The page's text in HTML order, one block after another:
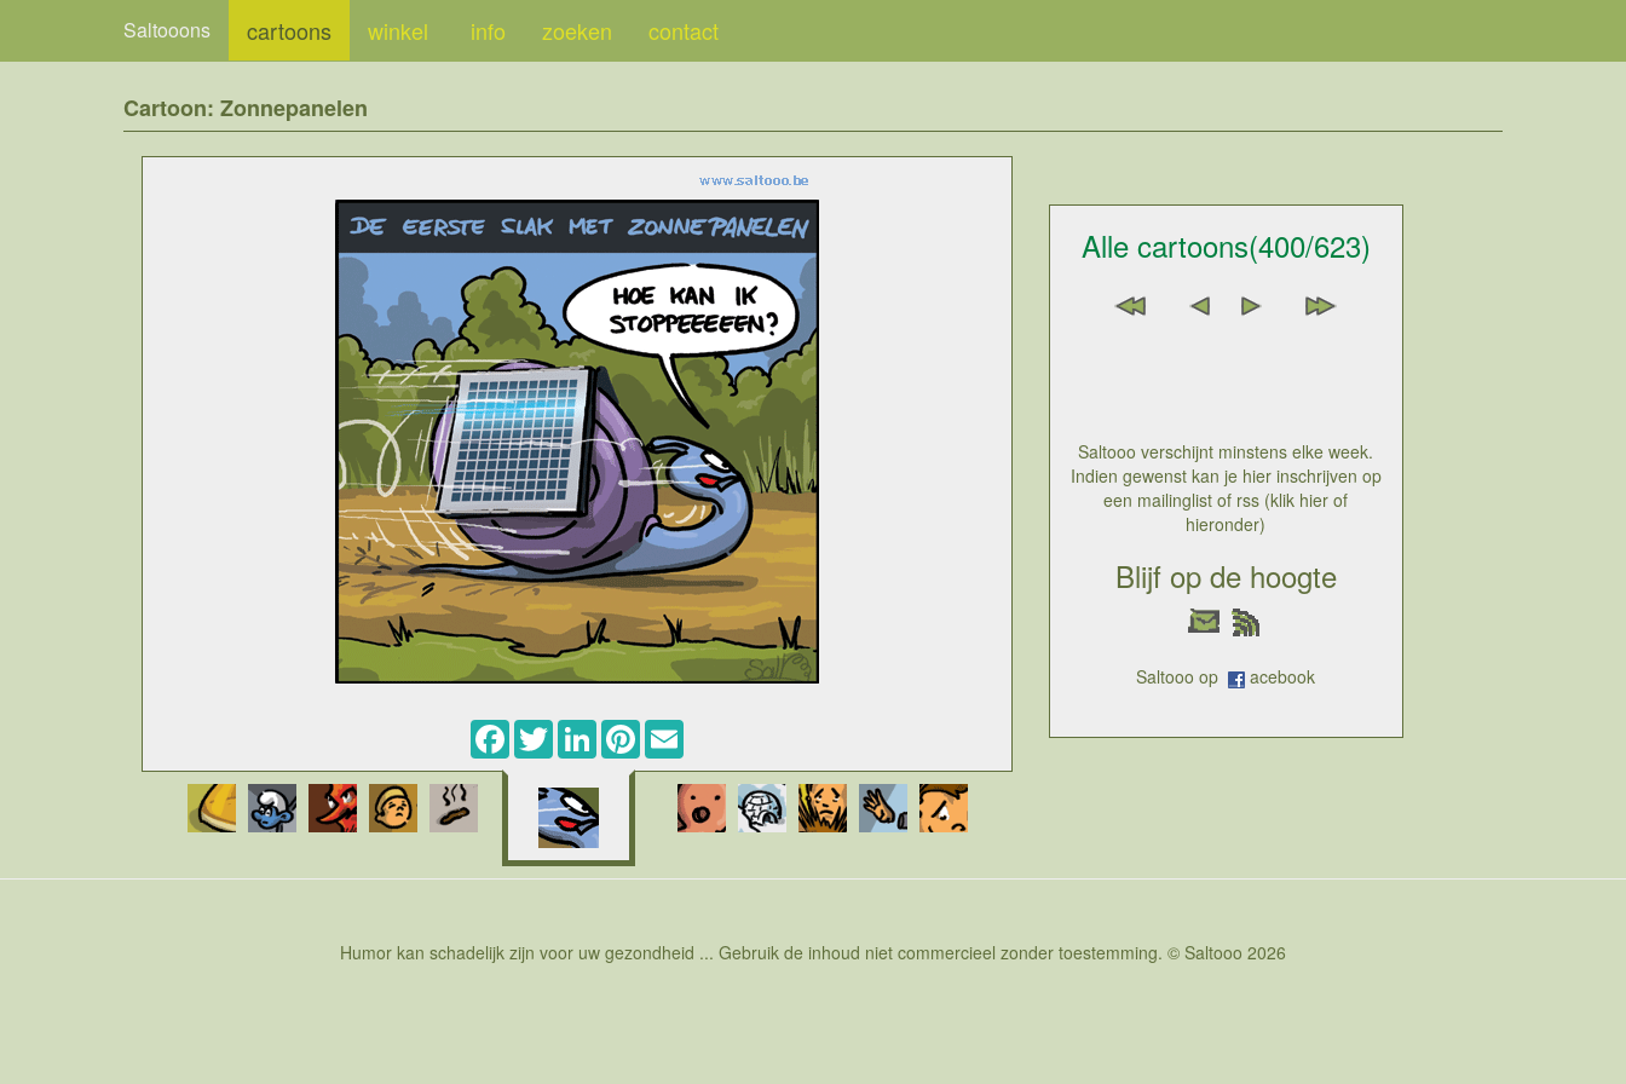
Saltooons cartoons winkel info zoeken contact
Cartoon: Zonnepanelen
Facebook
TwitterLinkedInPinterest
Alle cartoons(400/623)
Saltooo verschijnt minstens elke week.
Indien gewenst kan je hier inschrijven op
een mailinglist of rss (klik hier of
hieronder)
Blijf op de hoogte
Saltooo op acebook
Humor kan schadelijk zijn voor uw gezondheid ... Gebruik de inhoud niet commercieel zonder toestemming. © Saltooo 2026